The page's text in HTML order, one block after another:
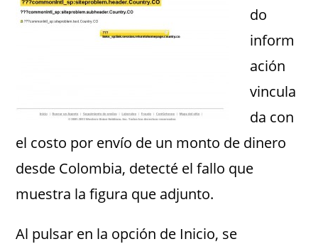
do
inform
ación
vincula
da con
el costo por envío de un monto de dinero
desde Colombia, detecté el fallo que
muestra la figura que adjunto.
Al pulsar en la opción de Inicio, se